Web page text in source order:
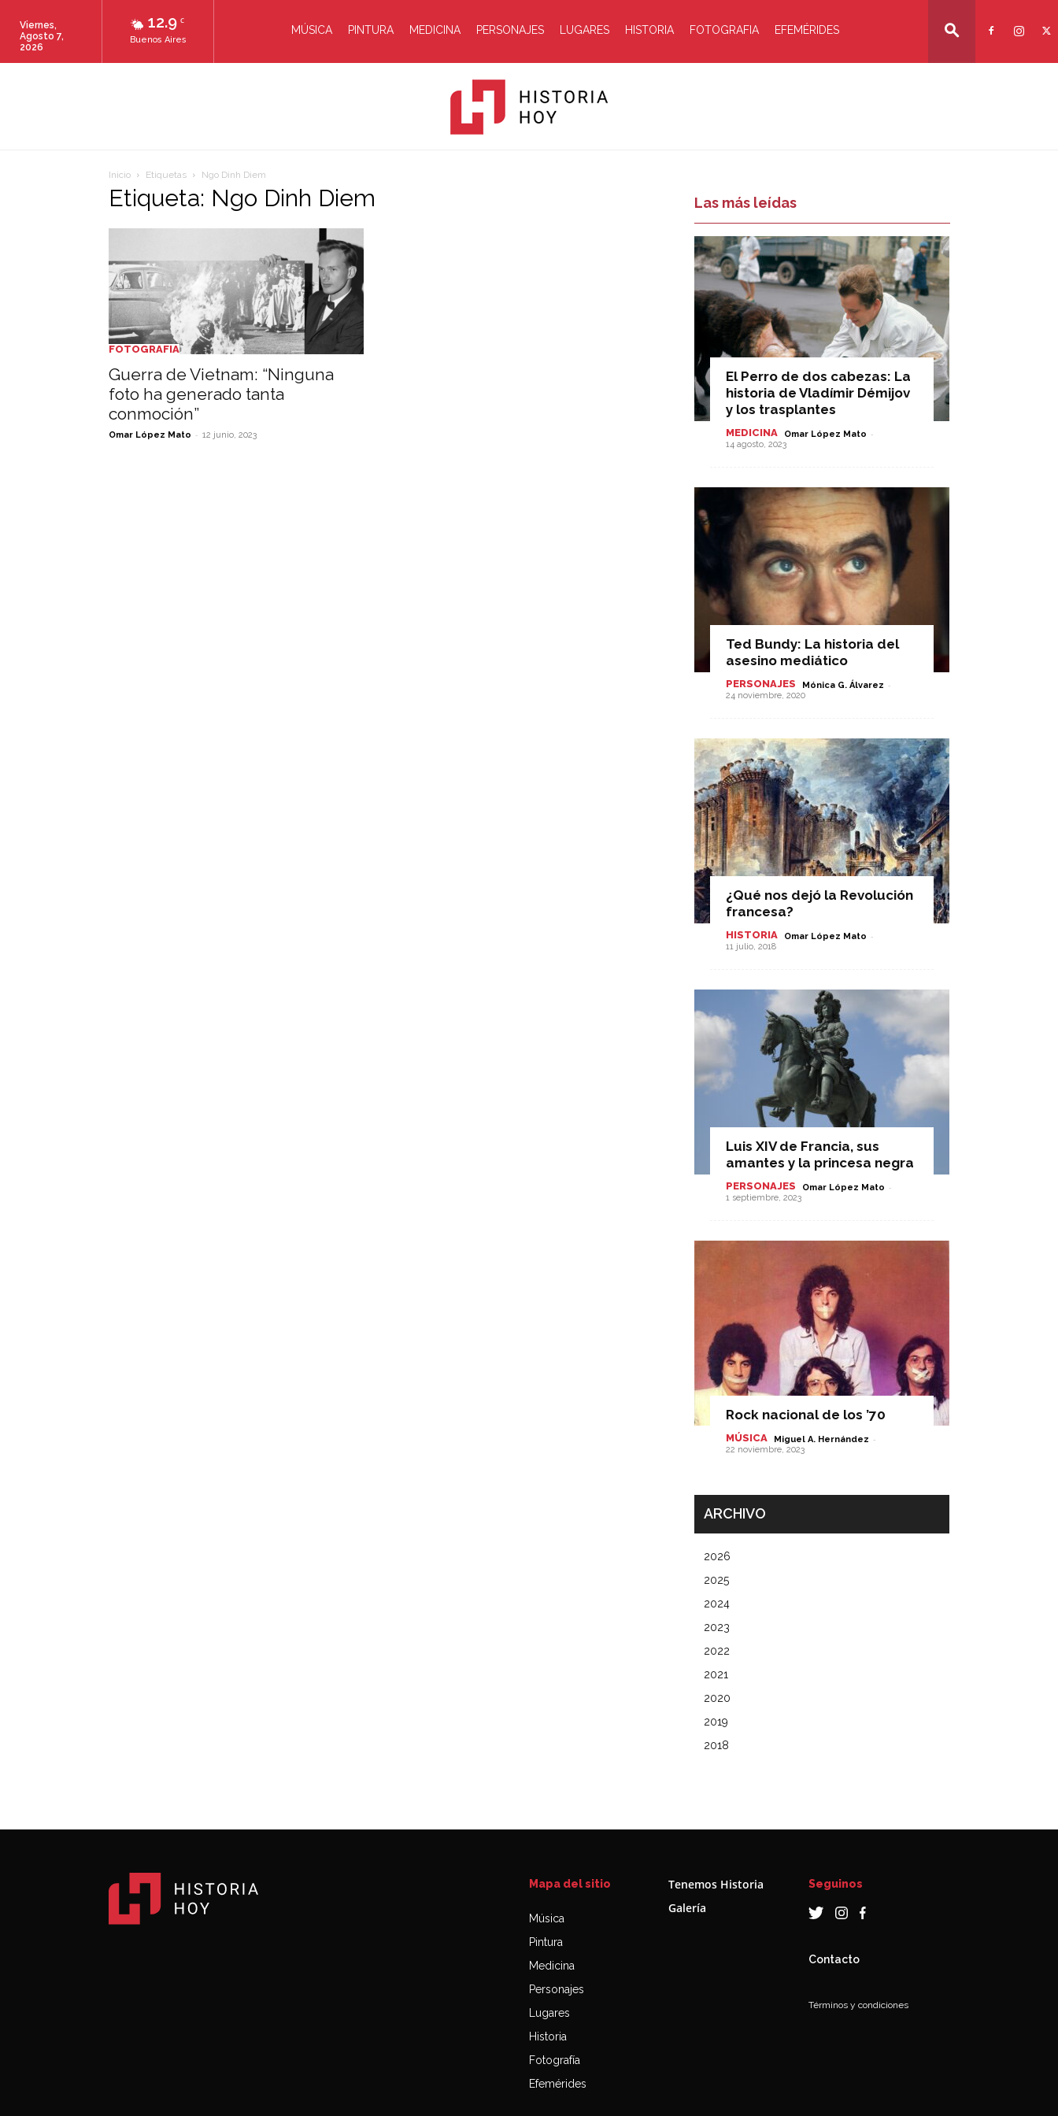
12.9 C
Buenos Aires
Viernes,
Agosto 7,
2026
MÚSICA PINTURA MEDICINA PERSONAJES LUGARES HISTORIA FOTOGRAFIA EFEMÉRIDES
Inicio Etiquetas Ngo Dinh Diem
Etiqueta: Ngo Dinh Diem
FOTOGRAFIA
Guerra de Vietnam: “Ninguna
foto ha generado tanta
conmoción”
Omar López Mato - 12 junio, 2023
Las más leídas
El Perro de dos cabezas: La
historia de Vladímir Démijov
y los trasplantes
MEDICINA Omar López Mato -
14 agosto, 2023
Ted Bundy: La historia del
asesino mediático
PERSONAJES Mónica G. Álvarez -
24 noviembre, 2020
¿Qué nos dejó la Revolución
francesa?
HISTORIA Omar López Mato -
11 julio, 2018
Luis XIV de Francia, sus
amantes y la princesa negra
PERSONAJES Omar López Mato -
1 septiembre, 2023
Rock nacional de los ’70
MÚSICA Miguel A. Hernández -
22 noviembre, 2023
ARCHIVO
2026
2025
2024
2023
2022
2021
2020
2019
2018
Mapa del sitio
Música
Pintura
Medicina
Personajes
Lugares
Historia
Fotografía
Efemérides
Tenemos Historia
Galería
Seguinos
Contacto
Términos y condiciones